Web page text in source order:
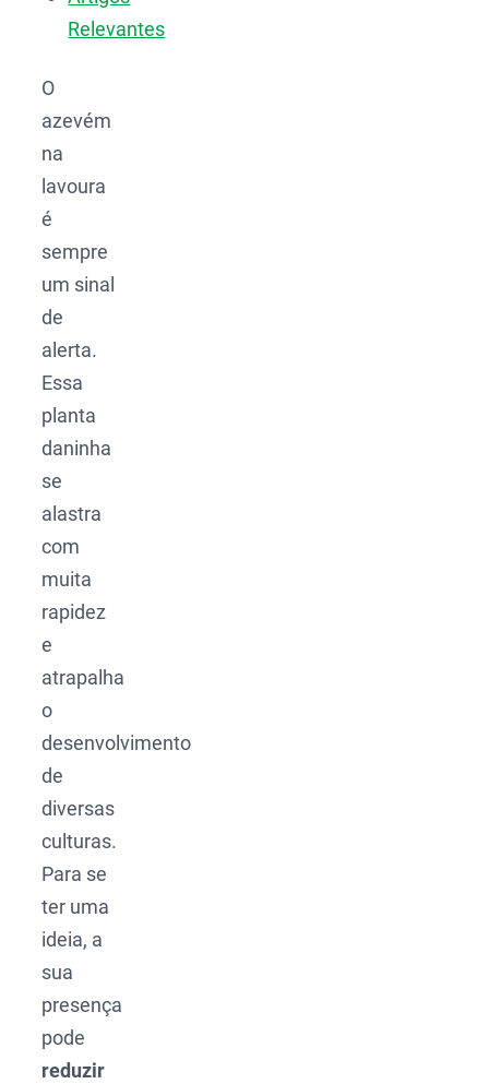
Relevantes
O
azevém
na
lavoura
é
sempre
um sinal
de
alerta.
Essa
planta
daninha
se
alastra
com
muita
rapidez
e
atrapalha
o
desenvolvimento
de
diversas
culturas.
Para se
ter uma
ideia, a
sua
presença
pode
reduzir